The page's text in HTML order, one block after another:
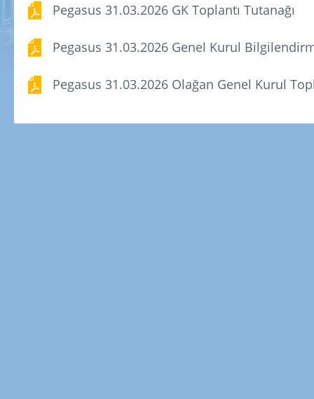
Pegasus 31.03.2026 GK Toplantı Tutanağı
Pegasus 31.03.2026 Genel Kurul
Pegasus 31.03.2026 Olağan Genel Kurul